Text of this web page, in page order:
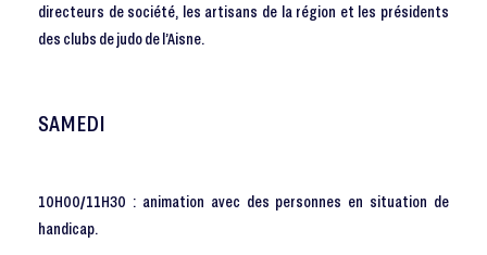
directeurs de société, les artisans de la région et les présidents
des clubs de judo de l’Aisne.
SAMEDI
10H00/11H30 : animation avec des personnes en situation de
handicap.